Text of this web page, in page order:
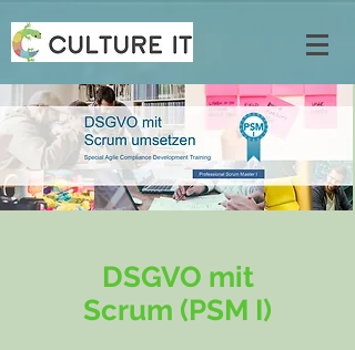
DSGVO mit
Scrum (PSM I)